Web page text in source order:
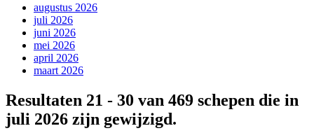
augustus 2026
juli 2026
juni 2026
mei 2026
april 2026
maart 2026
Resultaten 21 - 30 van 469 schepen die in
juli 2026 zijn gewijzigd.